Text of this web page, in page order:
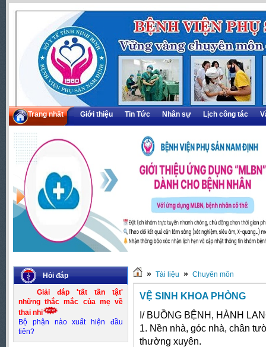
Trang nhất Giới thiệu Tin Tức Nhân sự Lịch công tác
Hỏi đáp
Giải đáp 'tất tần tật'
những thắc mắc của mẹ về
thai nhi
Bộ phận nào xuất hiện đầu
tiên?
» Tài liệu » Chuyên môn
VỆ SINH KHOA PHÒNG
I/ BUỒNG BỆNH, HÀNH
1. Nền nhà, góc nhà, chân
thường xuyên.